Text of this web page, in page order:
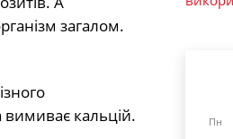
загалом.
кальцій.
Пн